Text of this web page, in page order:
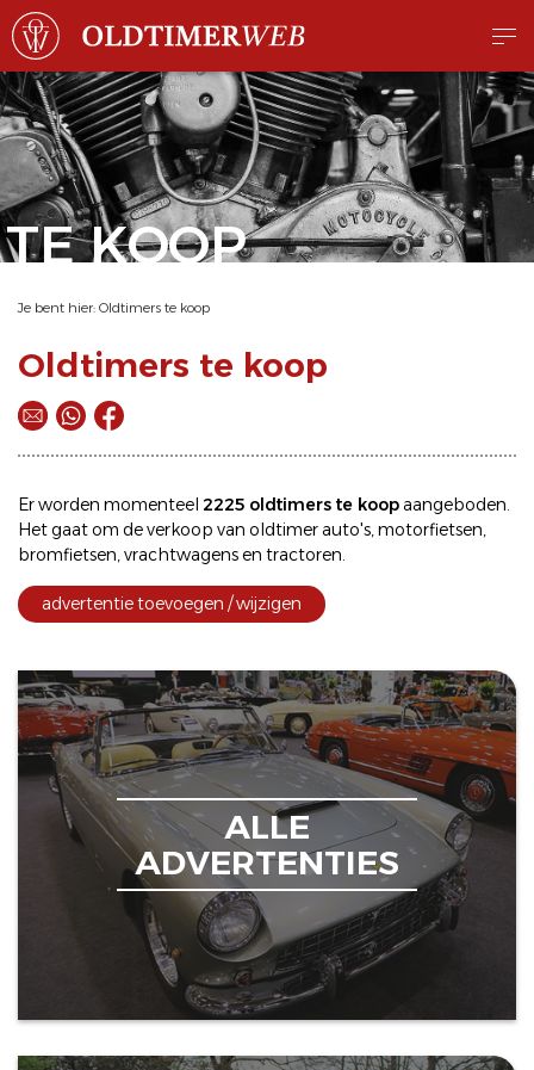
TE KOOP
Je bent hier: Oldtimers te koop
Oldtimers te koop
Er worden momenteel 2225 oldtimers te koopaangeboden.
Het gaat om deverkoop van oldtimerauto's,motorfietsen,
bromfietsen,vrachtwagens en tractoren.
advertentie toevoegen / wijzigen
ALLE
ADVERTENTIES